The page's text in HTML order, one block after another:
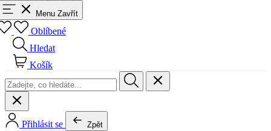
Menu Zavřít
Oblíbené
Hledat
Košík
Přihlásit se Zpět